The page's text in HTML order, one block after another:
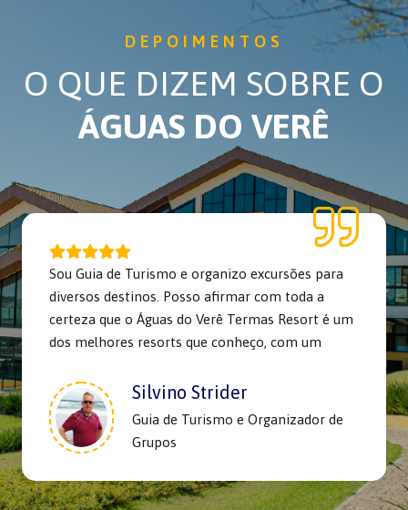
DEPOIMENTOS
O QUE DIZEM SOBRE O
ÁGUAS DO VERÊ
Sou Guia de Turismo e organizo excursões para
diversos destinos. Posso afirmar com toda a
certeza que o Águas do Verê Termas Resort é um
dos melhores resorts que conheço, com um
ser um lugar de padrão família, tranquilo e sem
muita agitação. A equipe é sempre muito
atenciosa e prestativa, e a educação e o bom
treinamento dos funcionários são notáveis. O
resort é lindo, muito bem cuidado e oferece
grande conforto. A alimentação é exemplar, com
Silvino Strider
Guia de Turismo e Organizador de
Grupos